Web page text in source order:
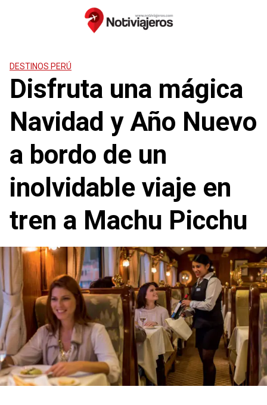
DESTINOS PERÚ
Disfruta una mágica
Navidad y Año Nuevo
a bordo de un
inolvidable viaje en
tren a Machu Picchu